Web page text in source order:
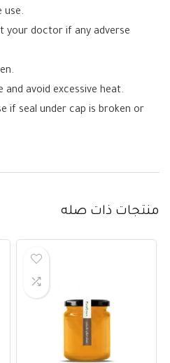
use.
your doctor if any adverse
avoid excessive heat.
if seal under cap is broken or
منتجات ذات صله